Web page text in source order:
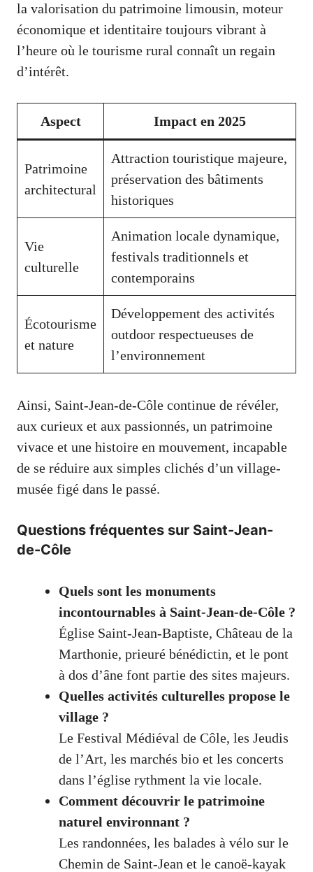
la valorisation du patrimoine limousin, moteur
économique et identitaire toujours vibrant à
l’heure où le tourisme rural connaît un regain
d’intérêt.
Aspect Impact en 2025
Patrimoine
architectural
Attraction touristique majeure,
préservation des bâtiments
historiques
Vie
culturelle
Animation locale dynamique,
festivals traditionnels et
contemporains
Écotourisme
et nature
Développement des activités
outdoor respectueuses de
l’environnement
Ainsi, Saint-Jean-de-Côle continue de révéler,
aux curieux et aux passionnés, un patrimoine
vivace et une histoire en mouvement, incapable
de se réduire aux simples clichés d’un village-
musée figé dans le passé.
Questions fréquentes sur Saint-Jean-
de-Côle
Quels sont les monuments
incontournables à Saint-Jean-de-Côle ?
Église Saint-Jean-Baptiste, Château de la
Marthonie, prieuré bénédictin, et le pont
à dos d’âne font partie des sites majeurs.
Quelles activités culturelles propose le
village ?
Le Festival Médiéval de Côle, les Jeudis
de l’Art, les marchés bio et les concerts
dans l’église rythment la vie locale.
Comment découvrir le patrimoine
naturel environnant ?
Les randonnées, les balades à vélo sur le
Chemin de Saint-Jean et le canoë-kayak